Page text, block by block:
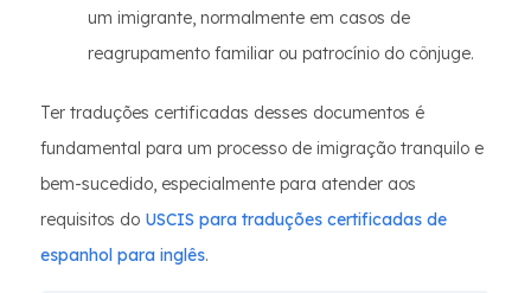
um imigrante, normalmente em casos de
reagrupamento familiar ou patrocínio do cônjuge.
Ter traduções certificadas desses documentos é
fundamental para um processo de imigração tranquilo e
bem-sucedido, especialmente para atender aos
requisitos do USCIS para traduções certificadas de
espanhol para inglês.